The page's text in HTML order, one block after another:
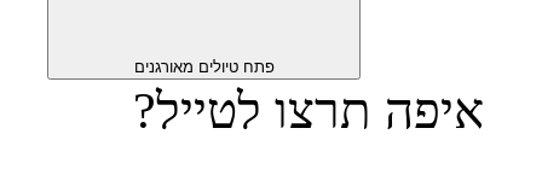
פתח טיולים מאורגנים
איפה תרצו לטייל?